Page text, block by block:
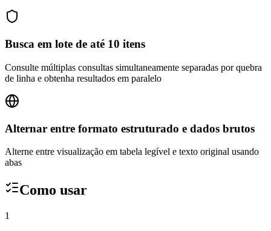
Busca em lote de até 10 itens
Consulte múltiplas consultas simultaneamente separadas por quebra
de linha e obtenha resultados em paralelo
Alternar entre formato estruturado e dados brutos
Alterne entre visualização em tabela legível e texto original usando
abas
Como usar
1